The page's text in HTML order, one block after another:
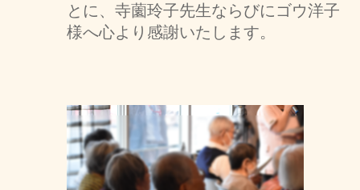
とに、寺薗玲子先生ならびにゴウ洋子
様へ心より感謝いたします。